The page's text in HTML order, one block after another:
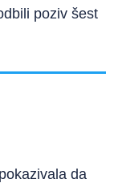
poziv šest
da